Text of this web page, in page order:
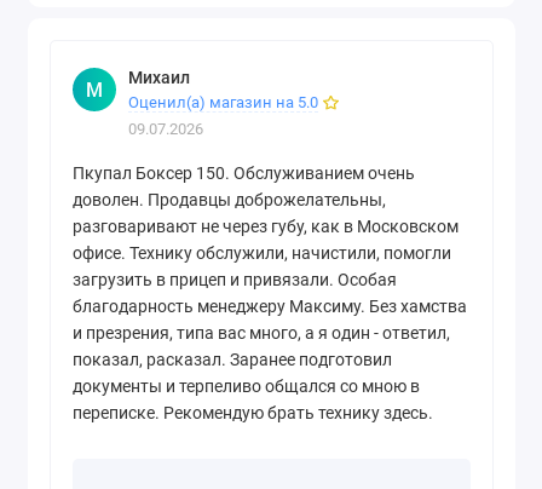
М Михаил
Оценил(а) магазин на 5.0
09.07.2026
Пкупал Боксер 150. Обслуживанием очень
доволен. Продавцы доброжелательны,
разговаривают не через губу, как в Московском
офисе. Технику обслужили, начистили, помогли
загрузить в прицеп и привязали. Особая
благодарность менеджеру Максиму. Без хамства
и презрения, типа вас много, а я один - ответил,
показал, расказал. Заранее подготовил
документы и терпеливо общался со мною в
переписке. Рекомендую брать технику здесь.